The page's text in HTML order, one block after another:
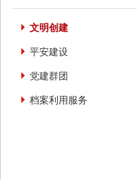
文明创建
平安建设
党建群团
档案利用服务